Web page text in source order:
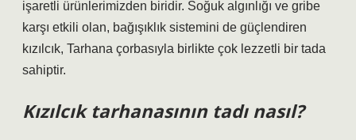
işaretli ürünlerimizden biridir. Soğuk algınlığı ve gribe
karşı etkili olan, bağışıklık sistemini de güçlendiren
kızılcık, Tarhana çorbasıyla birlikte çok lezzetli bir tada
sahiptir.
Kızılcık tarhanasının tadı nasıl?